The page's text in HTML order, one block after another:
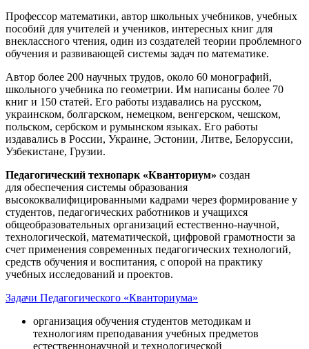
Профессор математики, автор школьных учебников, учебных
пособий для учителей и учеников, интересных книг для
внеклассного чтения, один из создателей теории проблемного
обучения и развивающей системы задач по математике.
Автор более 200 научных трудов, около 60 монографий,
школьного учебника по геометрии. Им написаны более 70
книг и 150 статей. Его работы издавались на русском,
украинском, болгарском, немецком, венгерском, чешском,
польском, сербском и румынском языках. Его работы
издавались в России, Украине, Эстонии, Литве, Белоруссии,
Узбекистане, Грузии.
Педагогический технопарк «Кванториум» создан
для обеспечения системы образования
высококвалифицированными кадрами через формирование у
студентов, педагогических работников и учащихся
общеобразовательных организаций естественно-научной,
технологической, математической, цифровой грамотности за
счет применения современных педагогических технологий,
средств обучения и воспитания, с опорой на практику
учебных исследований и проектов.
Задачи Педагогического «Кванториума»
организация обучения студентов методикам и
технологиям преподавания учебных предметов
естественнонаучной и технологической